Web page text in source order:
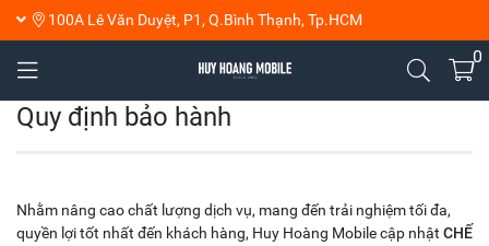
100A Lê Văn Duyệt, P1, Q.Bình Thạnh, Tp.HCM
0
Quy định bảo hành
Nhằm nâng cao chất lượng dịch vụ, mang đến trải nghiệm tối đa,
quyền lợi tốt nhất đến khách hàng, Huy Hoàng Mobile cập nhật CHẾ